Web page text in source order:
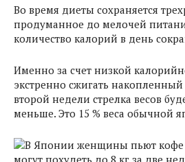
Во время диеты сохраняется
продуманное до мелочей
количество калорий в день
Именно за счет низкой
экстренно сжигать
второй недели стрелка весов
меньше. Это 15 % веса обычной